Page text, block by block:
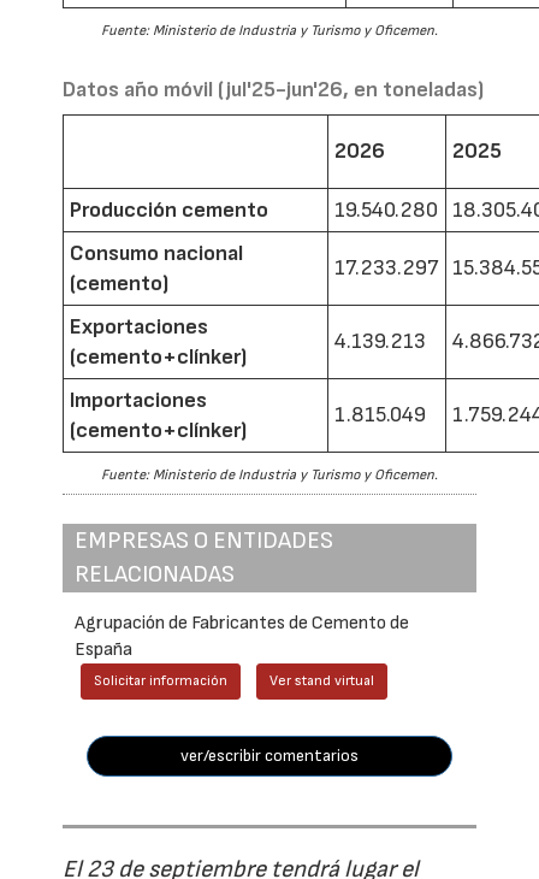
Fuente: Ministerio de Industria y Turismo y Oficemen.
Datos año móvil (jul'25-jun'26, en toneladas)
2026 2025
Producción cemento 19.540.280
Consumo nacional
(cemento)
17.233.297
Exportaciones
(cemento+clínker)
4.139.213
Importaciones
(cemento+clínker)
1.815.049
Fuente: Ministerio de Industria y Turismo y Oficemen.
EMPRESAS O ENTIDADES
RELACIONADAS
Agrupación de Fabricantes de Cemento de
España
Solicitar información Ver stand virtual
ver/escribir comentarios
El 23 de septiembre tendrá lugar el